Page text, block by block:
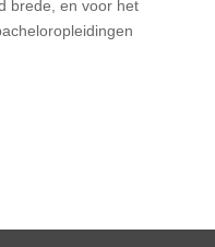
brede, en voor het